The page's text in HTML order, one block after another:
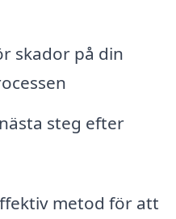
skador på din
steg efter
metod för att